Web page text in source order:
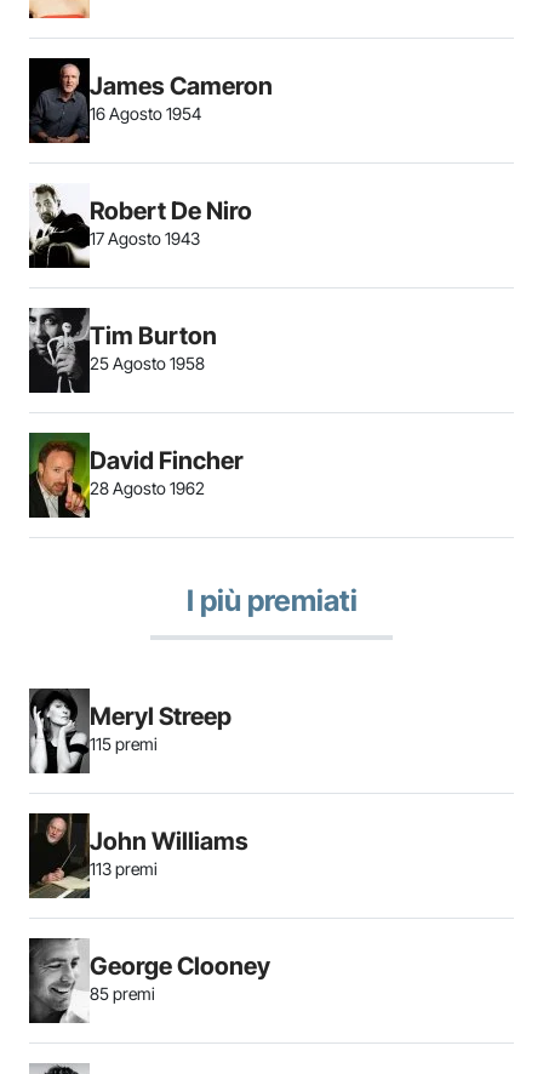
James Cameron
16 Agosto 1954
Robert De Niro
17 Agosto 1943
Tim Burton
25 Agosto 1958
David Fincher
28 Agosto 1962
I più premiati
Meryl Streep
115 premi
John Williams
113 premi
George Clooney
85 premi